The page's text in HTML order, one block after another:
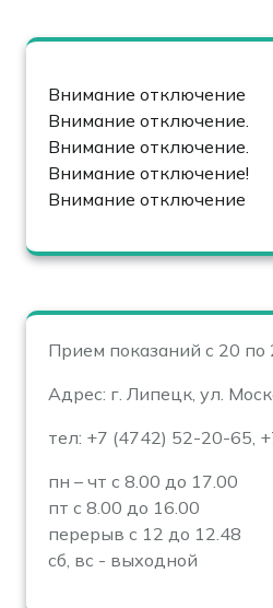
Внимание отключение
Внимание отключение.
Внимание отключение.
Внимание отключение!
Внимание отключение
Прием показаний с 20 по
Адрес: г. Липецк, ул.
тел: +7 (4742) 52-20-65,
пн – чт с 8.00 до 17.00
пт с 8.00 до 16.00
перерыв с 12 до 12.48
сб, вс - выходной